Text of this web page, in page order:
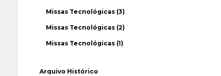
Missas Tecnológicas (3)
Missas Tecnológicas (2)
Missas Tecnológicas (1)
Arquivo Histórico